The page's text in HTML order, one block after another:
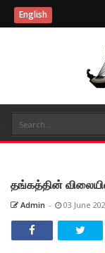
English
தங்கத்தின்
Admin - 03 June